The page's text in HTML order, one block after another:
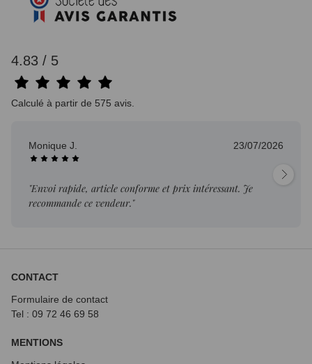
4.83 / 5
Calculé à partir de 575 avis.
Monique J. 23/07/2026
"Envoi rapide, article conforme et prix intéressant. Je
recommande ce vendeur."
CONTACT
Formulaire de contact
Tel : 09 72 46 69 58
MENTIONS